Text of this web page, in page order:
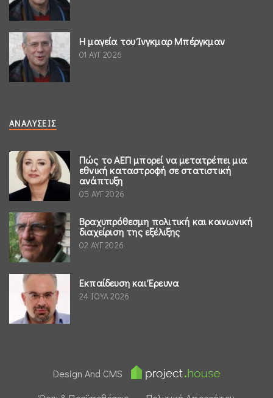
Η μαγεία του Ίνγκμαρ Μπέργκμαν
01 ΑΥΓ 2026
ΑΝΑΛΎΣΕΙΣ
Πώς το ΑΕΠ μπορεί να μετατρέπει μια
εθνική καταστροφή σε στατιστική
ανάπτυξη
05 ΑΥΓ 2026
Βραχυπρόθεσμη πολιτική και κοινωνική
διαχείριση της εξέλιξης
02 ΑΥΓ 2026
Εκπαίδευση και Έρευνα
24 ΙΟΥΛ 2026
Design And CMS